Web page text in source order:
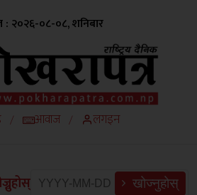
२०२६-०८-०८, शनिबार
/ आवाज / लगइन
खोज्नुहोस्